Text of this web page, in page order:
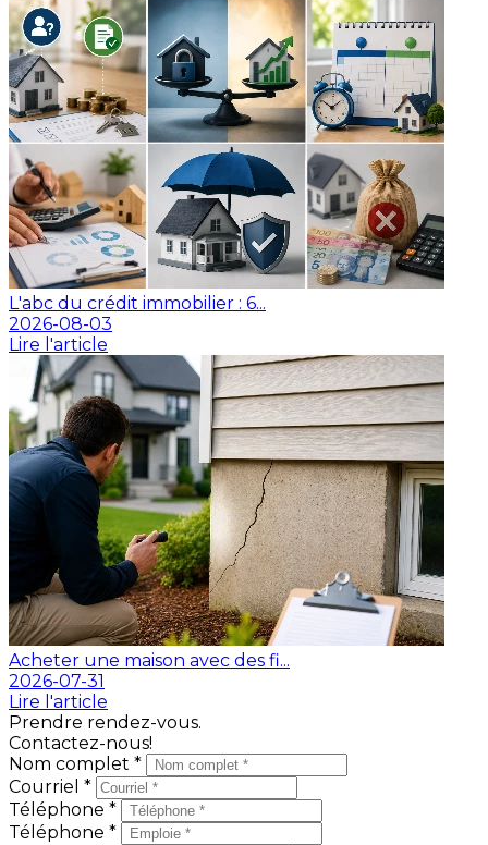
L'abc du crédit immobilier : 6...
2026-08-03
Lire l'article
Acheter une maison avec des fi...
2026-07-31
Lire l'article
Prendre rendez-vous.
Contactez-nous!
Nom complet *
Courriel *
Téléphone *
Téléphone *